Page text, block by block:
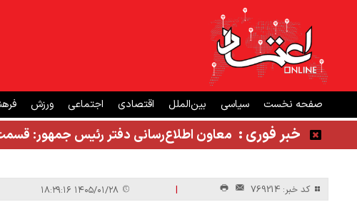
صفحه نخست سیاسی بین‌الملل اقتصادی اجتماعی ورزش
خبر فوری : معاون اطلاع‌رسانی دفتر رئیس جمهور:
کد خبر: 769214 |